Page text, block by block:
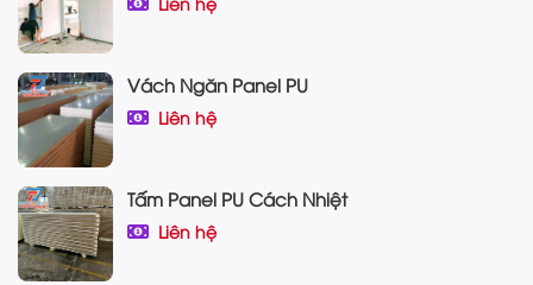
Vách Ngăn Panel PU
Liên hệ
Tấm Panel PU Cách Nhiệt
Liên hệ